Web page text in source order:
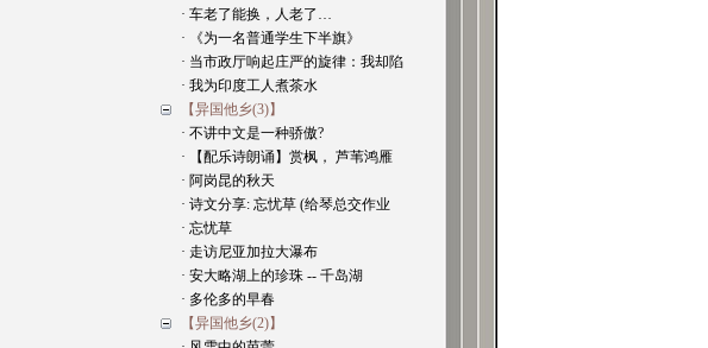
· 车老了能换，人老了…
· 《为一名普通学生下半旗》
· 当市政厅响起庄严的旋律：我却陷
· 我为印度工人煮茶水
【异国他乡(3)】
· 不讲中文是一种骄傲?
· 【配乐诗朗诵】赏枫， 芦苇鸿雁
· 阿岗昆的秋天
· 诗文分享: 忘忧草 (给琴总交作业
· 忘忧草
· 走访尼亚加拉大瀑布
· 安大略湖上的珍珠 -- 千岛湖
· 多伦多的早春
【异国他乡(2)】